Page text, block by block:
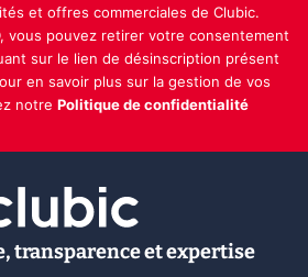
et offres commerciales de Clubic.
vous pouvez retirer votre consentement
sur le lien de désinscription présent
en savoir plus sur la gestion de vos
notre Politique de confidentialité
transparence et expertise